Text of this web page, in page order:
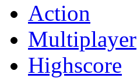
Action
Multiplayer
Highscore